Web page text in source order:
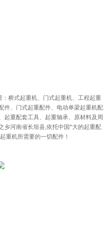
：桥式起重机、门式起重机、工程起重
件、门式起重配件、电动单梁起重机配
起重配套工具、起重轴承、原材料及周
乡河南省长垣县,依托中国*大的起重配
重机所需要的一切配件！